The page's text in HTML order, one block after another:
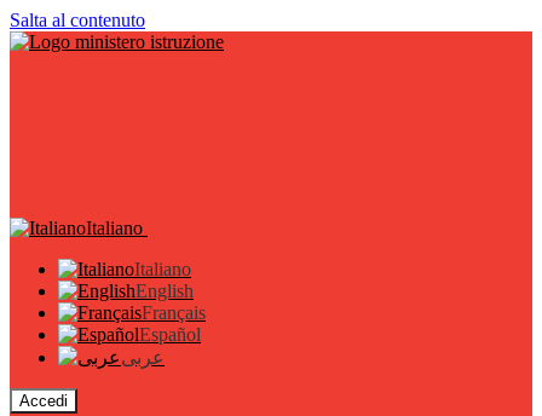
Salta al contenuto
Italiano
Italiano
English
Français
Español
عربى
Accedi